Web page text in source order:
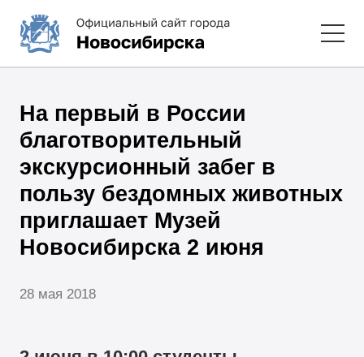
На первый в России
благотворительный
экскурсионный забег в
пользу бездомных животных
приглашает Музей
Новосибирска 2 июня
28 мая 2018